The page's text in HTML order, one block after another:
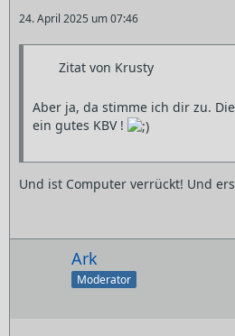
24. April 2025 um 07:46
Zitat von Krusty
Aber ja, da stimme ich dir zu.
ein gutes KBV !
Und ist Computer verrückt! Und
Ark
Moderator